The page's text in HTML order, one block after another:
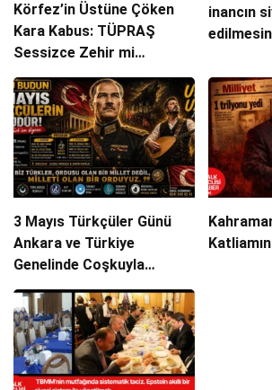
Körfez’in Üstüne Çöken
Kara Kabus: TÜPRAŞ
Sessizce Zehir mi
Saçıyor?
inancın
3 Mayıs Türkçüler Günü
Ankara ve Türkiye
Genelinde Coşkuyla
Kutlanacak!